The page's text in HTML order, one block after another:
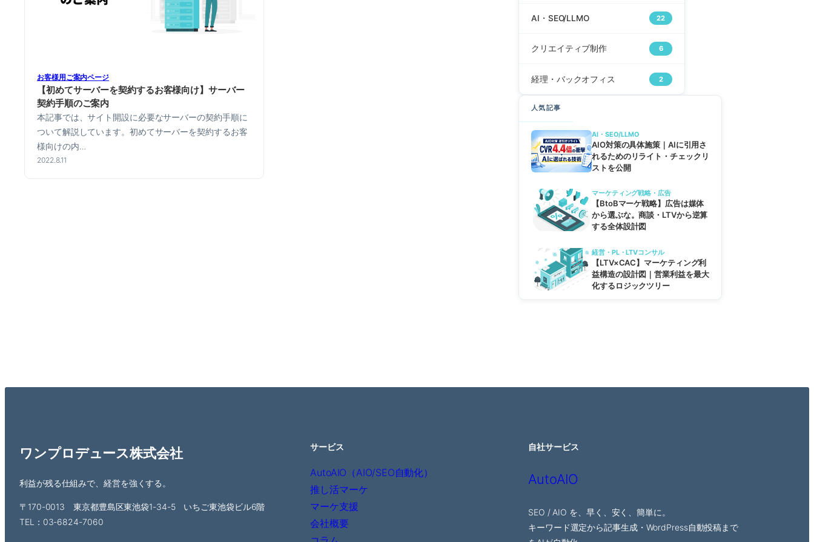
お客様用ご案内ページ
【初めてサーバーを契約するお客様向け】サーバー
契約手順のご案内
本記事では、サイト開設に必要なサーバーの契約手順に
ついて解説しています。初めてサーバーを契約するお客
様向けの内…
2022.8.11
AI・SEO/LLMO 22
クリエイティブ制作 6
経理・バックオフィス 2
人気記事
AI・SEO/LLMO
AIO対策の具体施策｜AIに引用さ
れるためのリライト・チェックリ
ストを公開
マーケティング戦略・広告
【BtoBマーケ戦略】広告は媒体
から選ぶな。商談・LTVから逆算
する全体設計図
経営・PL・LTVコンサル
【LTV×CAC】マーケティング利
益構造の設計図｜営業利益を最大
化するロジックツリー
ワンプロデュース株式会社
利益が残る仕組みで、経営を強くする。
〒170-0013 東京都豊島区東池袋1-34-5 いちご東池袋ビル6階
TEL：03-6824-7060
サービス
AutoAIO（AIO/SEO自動化）
推し活マーケ
マーケ支援
会社概要
自社サービス
AutoAIO
SEO / AIO を、早く、安く、簡単に。
キーワード選定から記事生成・WordPress自動投稿まで